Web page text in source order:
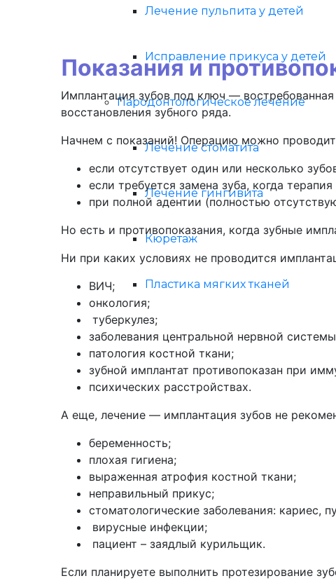
Лечение пульпита у детей
Исправление прикуса у детей
Пародонтологическое лечение
Лечение стоматита
Лечение гингивита
Кюретаж
Пластика мягких тканей
Показания и
Имплантация зубов под ключ —
восстановления зубного ряда.
Начнем с показаний! Операцию можно
если отсутствует один или несколько
если требуется замена зуба, когда
при полной адентии (полностью
Но есть и противопоказания, когда зубные
Ни при каких условиях не проводится
ВИЧ;
онкология;
туберкулез;
заболевания центральной нервной
патология костной ткани;
зубной имплантат противопоказан при
психических расстройствах.
А еще, лечение — имплантация зубов не
беременность;
плохая гигиена;
выраженная атрофия костной ткани;
неправильный прикус;
стоматологические заболевания: кариес,
вирусные инфекции;
пациент – заядлый курильщик.
Если планируете выполнить протезирование